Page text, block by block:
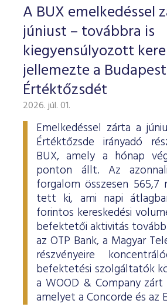
A BUX emelkedéssel
júniust – továbbra is
kiegyensúlyozott
jellemezte a
Értéktőzsdét
2026. júl. 01.
Emelkedéssel zárta a
Értéktőzsde irányadó
BUX, amely a hónap
ponton állt. Az
forgalom összesen
tett ki, ami napi
forintos kereskedési
befektetői aktivitás
az OTP Bank, a Magyar
részvényeire
befektetési szolgáltatók
a WOOD & Company
amelyet a Concorde és az